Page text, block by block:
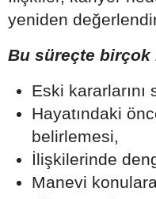
yeniden
Bu süreçte
Eski kararlarını
Hayatındaki
belirlemesi,
İlişkilerinde
Manevi